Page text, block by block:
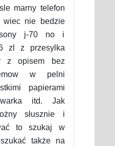
marny telefon
wiec nie bedzie
j-70 no i
zl z przesylka
z opisem bez
w pelni
papierami
itd. Jak
słusznie i
to szukaj w
także na